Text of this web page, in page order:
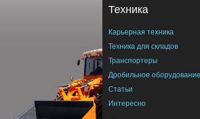
Техника
Карьерная техника
Техника для складов
Транспортеры
Дробильное оборудование
Статьи
Интересно